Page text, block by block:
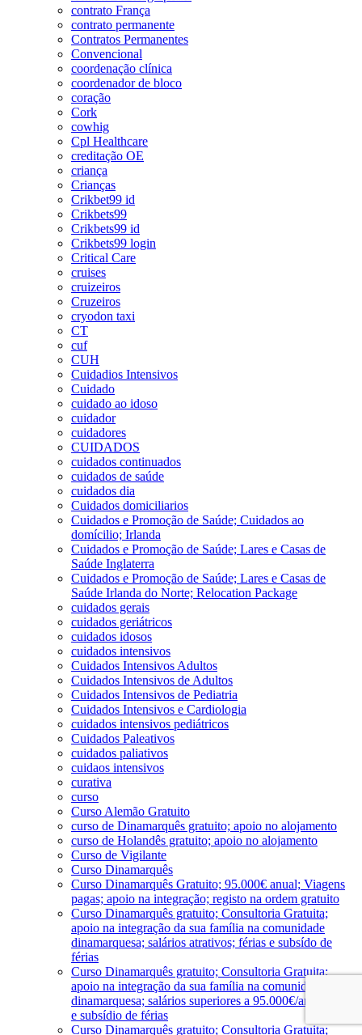
contrato França
contrato permanente
Contratos Permanentes
Convencional
coordenação clínica
coordenador de bloco
coração
Cork
cowhig
Cpl Healthcare
creditação OE
criança
Crianças
Crikbet99 id
Crikbets99
Crikbets99 id
Crikbets99 login
Critical Care
cruises
cruizeiros
Cruzeiros
cryodon taxi
CT
cuf
CUH
Cuidadios Intensivos
Cuidado
cuidado ao idoso
cuidador
cuidadores
CUIDADOS
cuidados continuados
cuidados de saúde
cuidados dia
Cuidados domiciliarios
Cuidados e Promoção de Saúde; Cuidados ao
domícilio; Irlanda
Cuidados e Promoção de Saúde; Lares e Casas de
Saúde Inglaterra
Cuidados e Promoção de Saúde; Lares e Casas de
Saúde Irlanda do Norte; Relocation Package
cuidados gerais
cuidados geriátricos
cuidados idosos
cuidados intensivos
Cuidados Intensivos Adultos
Cuidados Intensivos de Adultos
Cuidados Intensivos de Pediatria
Cuidados Intensivos e Cardiologia
cuidados intensivos pediátricos
Cuidados Paleativos
cuidados paliativos
cuidaos intensivos
curativa
curso
Curso Alemão Gratuito
curso de Dinamarquês gratuito; apoio no alojamento
curso de Holandês gratuito; apoio no alojamento
Curso de Vigilante
Curso Dinamarquês
Curso Dinamarquês Gratuito; 95.000€ anual; Viagens
pagas; apoio na integração; registo na ordem gratuito
Curso Dinamarquês gratuito; Consultoria Gratuita;
apoio na integração da sua família na comunidade
dinamarquesa; salários atrativos; férias e subsído de
férias
Curso Dinamarquês gratuito; Consultoria Gratuita;
apoio na integração da sua família na comunidade
dinamarquesa; salários superiores a 95.000€/ano; férias
e subsídio de férias
Curso Dinamarquês gratuito; Consultoria Gratuita;